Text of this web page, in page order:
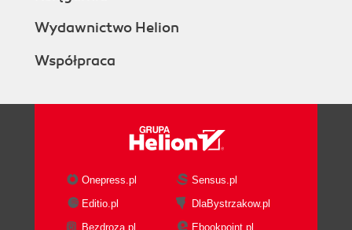
Wydawnictwo Helion
Współpraca
Onepress.pl
Sensus.pl
Editio.pl
DlaBystrzakow.pl
Bezdroza.pl
Ebookpoint.pl